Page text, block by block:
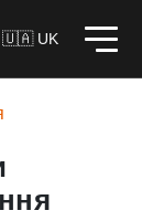
🇺🇦 UK